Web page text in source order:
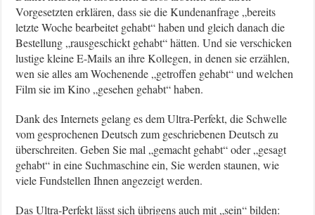
Vorgesetzten erklären, dass sie die Kundenanfrage „bereits
letzte Woche bearbeitet gehabt“ haben und gleich danach die
Bestellung „rausgeschickt gehabt“ hätten. Und sie verschicken
lustige kleine E-Mails an ihre Kollegen, in denen sie erzählen,
wen sie alles am Wochenende „getroffen gehabt“ und welchen
Film sie im Kino „gesehen gehabt“ haben.
Dank des Internets gelang es dem Ultra-Perfekt, die Schwelle
vom gesprochenen Deutsch zum geschriebenen Deutsch zu
überschreiten. Geben Sie mal „gemacht gehabt“ oder „gesagt
gehabt“ in eine Suchmaschine ein, Sie werden staunen, wie
viele Fundstellen Ihnen angezeigt werden.
Das Ultra-Perfekt lässt sich übrigens auch mit „sein“ bilden: